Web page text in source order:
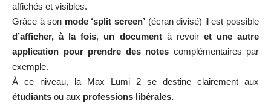
affichés et visibles.
Grâce à son mode ‘split screen’ (écran divisé) il est possible
d’afficher, à la fois, un documentà revoir et une autre
application pour prendre des notes complémentaires par
exemple.
À ce niveau, la Max Lumi 2 se destine clairement aux
étudiants ou aux professions libérales.